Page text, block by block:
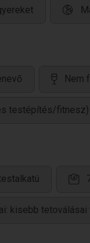
Nem
testépítés/fitnesz)
kisebb tetoválásai